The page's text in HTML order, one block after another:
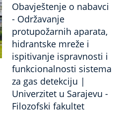
Obavještenje o nabavci
- Održavanje
protupožarnih aparata,
hidrantske mreže i
ispitivanje ispravnosti i
funkcionalnosti sistema
za gas detekciju |
Univerzitet u Sarajevu -
Filozofski fakultet